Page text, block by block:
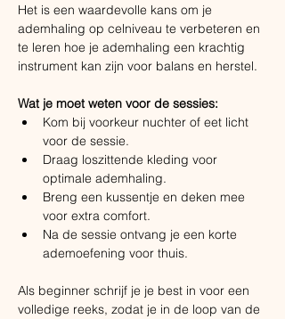
Het is een waardevolle kans om je
ademhaling op celniveau te verbeteren en
te leren hoe je ademhaling een krachtig
instrument kan zijn voor balans en herstel.
Wat je moet weten voor de sessies:
Kom bij voorkeur nuchter of eet licht
voor de sessie.
Draag loszittende kleding voor
optimale ademhaling.
Breng een kussentje en deken mee
voor extra comfort.
Na de sessie ontvang je een korte
ademoefening voor thuis.
Als beginner schrijf je je best in voor een
volledige reeks, zodat je in de loop van de